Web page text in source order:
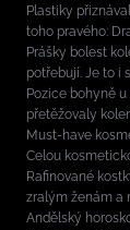
Plastiky
toho pravého:
Prášky bolest
potřebují. Je to i
Pozice bohyně
přetěžovaly
Must-have
Celou
Rafinované
zralým ženám a
Andělský